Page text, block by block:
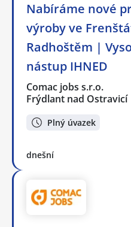
Nabíráme nové
výroby ve
Radhoštěm |
nástup IHNED
Comac jobs s.r.o.
Frýdlant nad Ostravicí
Plný úvazek
dnešní